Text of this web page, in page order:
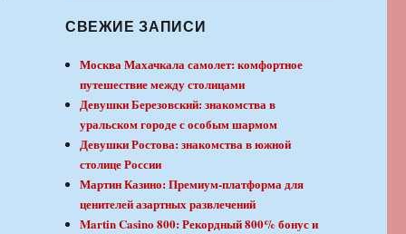
СВЕЖИЕ ЗАПИСИ
Москва Махачкала самолет: комфортное
путешествие между столицами
Девушки Березовский: знакомства в
уральском городе с особым шармом
Девушки Ростова: знакомства в южной
столице России
Мартин Казино: Премиум-платформа для
ценителей азартных развлечений
Martin Casino 800: Рекордный 800% бонус и